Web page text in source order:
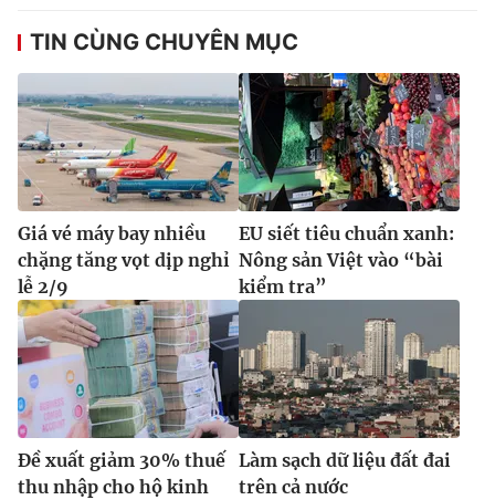
TIN CÙNG CHUYÊN MỤC
Giá vé máy bay nhiều
chặng tăng vọt dịp nghỉ
lễ 2/9
EU siết tiêu chuẩn xanh:
Nông sản Việt vào “bài
kiểm tra”
Đề xuất giảm 30% thuế
thu nhập cho hộ kinh
Làm sạch dữ liệu đất đai
trên cả nước